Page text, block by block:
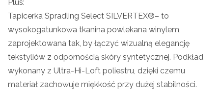
Plus:
Tapicerka Spradling Select SILVERTEX®– to
wysokogatunkowa tkanina powlekana winylem,
zaprojektowana tak, by łączyć wizualną elegancję
tekstyliów z odpornością skóry syntetycznej. Podkład
wykonany z Ultra-Hi-Loft poliestru, dzięki czemu
materiał zachowuje miękkość przy dużej stabilności.